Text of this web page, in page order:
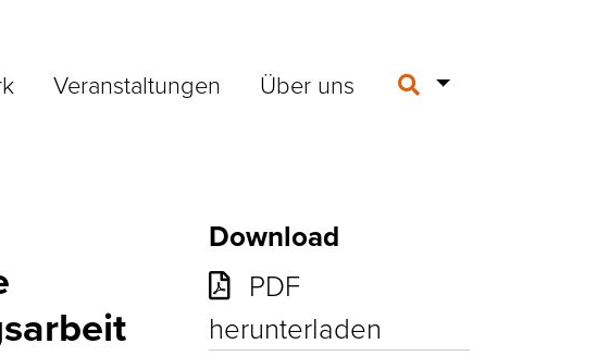
Veranstaltungen Über uns
Download
PDF
herunterladen